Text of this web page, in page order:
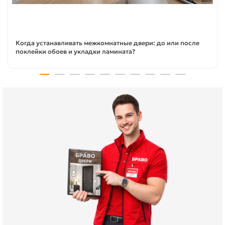
Когда устанавливать межкомнатные двери: до или после
поклейки обоев и укладки ламината?